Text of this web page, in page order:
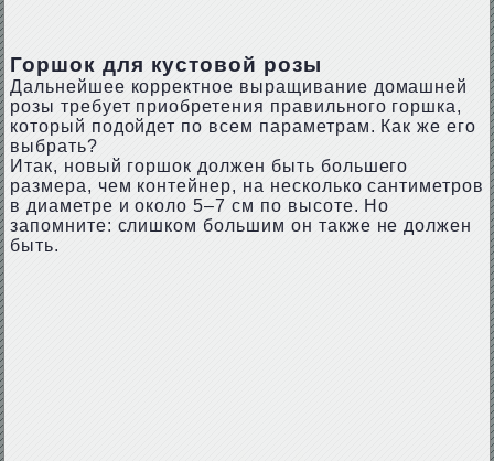
Горшок для кустовой розы
Дальнейшее корректное выращивание домашней
розы требует приобретения правильного горшка,
который подойдет по всем параметрам. Как же его
выбрать?
Итак, новый горшок должен быть большего
размера, чем контейнер, на несколько сантиметров
в диаметре и около 5–7 см по высоте. Но
запомните: слишком большим он также не должен
быть.